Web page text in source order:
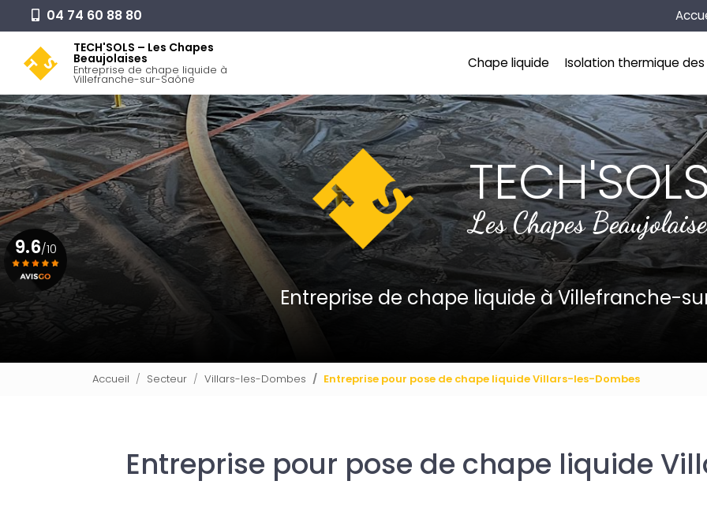
contenu
principal
04 74 60 88 80
TECH'SOLS – Les Chapes
Beaujolaises
Entreprise de chape liquide à
Villefranche-sur-Saône
Chape liquide Isolation thermique des
Les Chapes
Entreprise de chape liquideà Villefranche-
9.6/10
Voir le certificat
Accueil Secteur Villars-les-Dombes Entreprise pour pose de chape liquide Villars-les-Dombes
Entreprise pour pose de chape liquide